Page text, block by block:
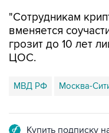
грозит до 10 лет
ЦОС.
МВД РФ
Подписаться на